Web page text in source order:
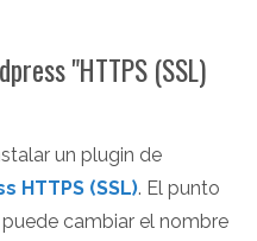
"HTTPS (SSL)
un plugin de
HTTPS (SSL). El punto
cambiar el nombre